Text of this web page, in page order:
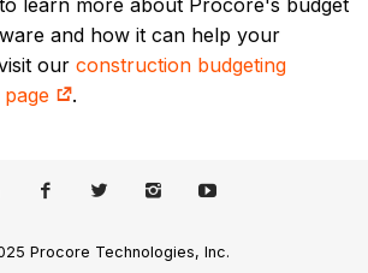
and how it can help your
ourconstruction budgeting
.
Procore Technologies, Inc.